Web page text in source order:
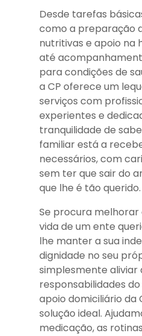
Desde tarefas
como a preparação
nutritivas e apoio na
até
para condições de
a CP oferece um
serviços com
experientes e
tranquilidade de
familiar está a
necessários, com
sem ter que sair do
que lhe é tão querido.
Se procura melhorar
vida de um ente
lhe manter a sua
dignidade no seu
simplesmente aliviar
responsabilidades
apoio domiciliário da
solução ideal.
medicação, as